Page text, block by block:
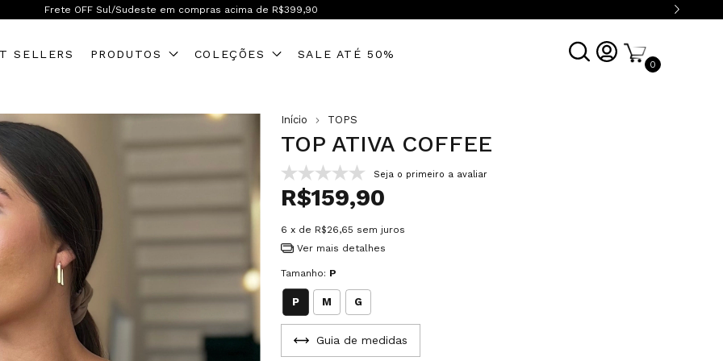
Frete OFF Brasil inteiro! A partir de R$599,90
SELLERS PRODUTOS COLEÇÕES SALE ATÉ 50%
0
Início TOPS
TOP ATIVA COFFEE
Seja o primeiro a avaliar
R$159,90
6 x de R$26,65 sem juros
Ver mais detalhes
Tamanho: P
P M G
Guia de medidas